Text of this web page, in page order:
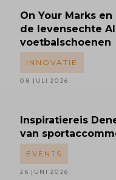
On Your Marks
de levensechte
voetbalschoenen
INNOVATIE
08 JULI 2026
Inspiratiereis
van
EVENTS
26 JUNI 2026